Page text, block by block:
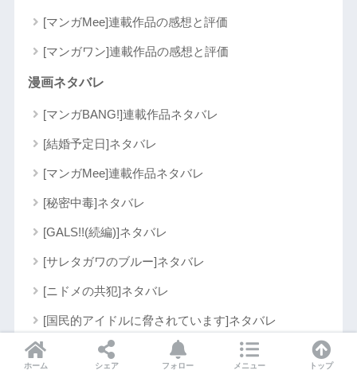
[マンガMee]連載作品の感想と評価
[マンガワン]連載作品の感想と評価
漫画ネタバレ
[マンガBANG!]連載作品ネタバレ
[結婚予定日]ネタバレ
[マンガMee]連載作品ネタバレ
[秘密中毒]ネタバレ
[GALS!!(続編)]ネタバレ
[サレタガワのブルー]ネタバレ
[ニドメの共犯]ネタバレ
[国民的アイドルに脅されています]ネタバレ
[奴隷学級]ネタバレ
ホーム シェア フォロー メニュー トップ